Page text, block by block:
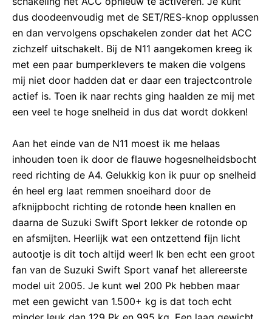
dus doodeenvoudig met de SET/RES-knop opplussen
en dan vervolgens opschakelen zonder dat het ACC
zichzelf uitschakelt. Bij de N11 aangekomen kreeg ik
met een paar bumperklevers te maken die volgens
mij niet door hadden dat er daar een trajectcontrole
actief is. Toen ik naar rechts ging haalden ze mij met
een veel te hoge snelheid in dus dat wordt dokken!
Aan het einde van de N11 moest ik me helaas
inhouden toen ik door de flauwe hogesnelheidsbocht
reed richting de A4. Gelukkig kon ik puur op snelheid
én heel erg laat remmen snoeihard door de
afknijpbocht richting de rotonde heen knallen en
daarna de Suzuki Swift Sport lekker de rotonde op
en afsmijten. Heerlijk wat een ontzettend fijn licht
autootje is dit toch altijd weer! Ik ben echt een groot
fan van de Suzuki Swift Sport vanaf het allereerste
model uit 2005. Je kunt wel 200 Pk hebben maar
met een gewicht van 1.500+ kg is dat toch echt